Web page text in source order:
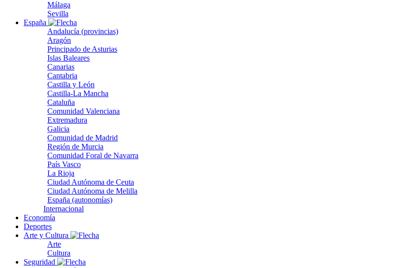
Málaga
Sevilla
España
Andalucía (provincias)
Aragón
Principado de Asturias
Islas Baleares
Canarias
Cantabria
Castilla y León
Castilla-La Mancha
Cataluña
Comunidad Valenciana
Extremadura
Galicia
Comunidad de Madrid
Región de Murcia
Comunidad Foral de Navarra
País Vasco
La Rioja
Ciudad Autónoma de Ceuta
Ciudad Autónoma de Melilla
España (autonomías)
Internacional
Economía
Deportes
Arte y Cultura
Arte
Cultura
Seguridad